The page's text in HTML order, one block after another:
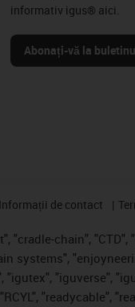
informativ igus® aici.
Abonați-vă la
Informații de contact
chain",
systems",
"iguverse",
"readycable",